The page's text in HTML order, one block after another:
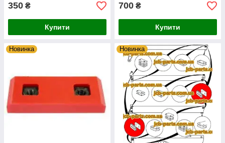
350 ₴
Купити
700 ₴
Купити
Новинка Новинка